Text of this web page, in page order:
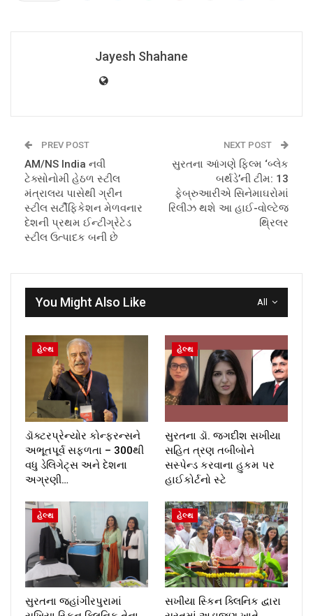
Jayesh Shahane
PREV POST
AM/NS India નવી
ટેક્સોનોમી હેઠળ સ્ટીલ
મંત્રાલય પાસેથી ગ્રીન
સ્ટીલ સર્ટીફિકેશન મેળવનાર
દેશની પ્રથમ ઈન્ટીગ્રેટેડ
સ્ટીલ ઉત્પાદક બની છે
NEXT POST
સુરતના આંગણે ફિલ્મ ‘બ્લેક
બર્થડે’ની ટીમ: 13
ફેબ્રુઆરીએ સિનેમાઘરોમાં
રિલીઝ થશે આ હાઈ-વોલ્ટેજ
થ્રિલર
All
You Might Also Like
હેલ્થ
ડૉક્ટરપ્રેન્યોર કોન્ફરન્સને
અભૂતપૂર્વ સફળતા – 300થી
વધુ ડેલિગેટ્સ અને દેશના
અગ્રણી…
હેલ્થ
સુરતના ડૉ. જગદીશ સખીયા
સહિત ત્રણ તબીબોને
સસ્પેન્ડ કરવાના હુકમ પર
હાઈકોર્ટનો સ્ટે
હેલ્થ
સુરતના જહાંગીરપુરામાં
હેલ્થ
સખીયા સ્કિન ક્લિનિક દ્વારા